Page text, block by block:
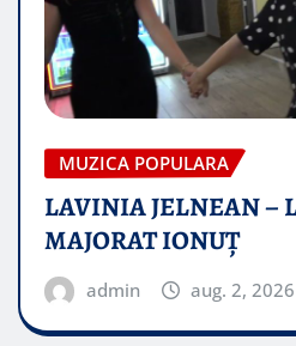
MUZICA POPULARA
LAVINIA JELNEAN –
MAJORAT IONUŢ
admin aug. 2, 2026